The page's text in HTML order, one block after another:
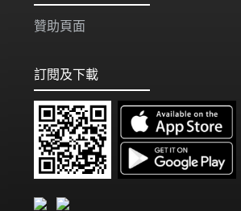
贊助頁面
訂閱及下載